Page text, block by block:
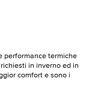
performance termiche
in inverno ed in
comfort e sono i